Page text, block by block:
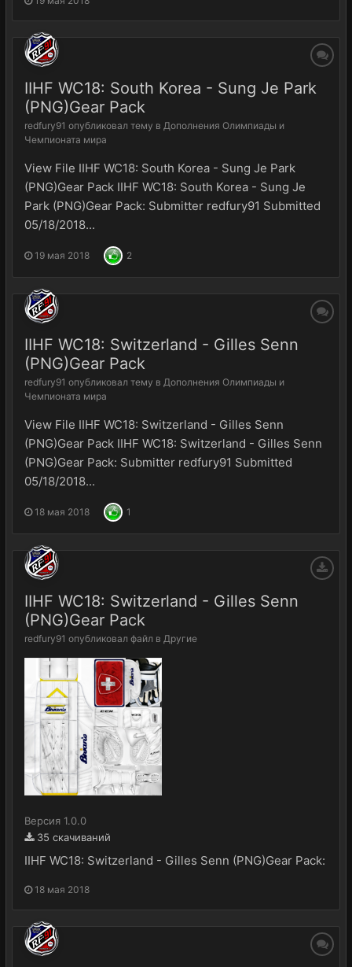
IIHF WC18: South Korea - Sung Je Park
(PNG)Gear Pack
redfury91 опубликовал тему в Дополнения Олимпиады и
Чемпионата мира
View File IIHF WC18: South Korea - Sung Je Park
(PNG)Gear Pack IIHF WC18: South Korea - Sung Je
Park (PNG)Gear Pack: Submitter redfury91 Submitted
05/18/2018...
19 мая 2018 2
IIHF WC18: Switzerland - Gilles Senn
(PNG)Gear Pack
redfury91 опубликовал тему в Дополнения Олимпиады и
Чемпионата мира
View File IIHF WC18: Switzerland - Gilles Senn
(PNG)Gear Pack IIHF WC18: Switzerland - Gilles Senn
(PNG)Gear Pack: Submitter redfury91 Submitted
05/18/2018...
18 мая 2018 1
IIHF WC18: Switzerland - Gilles Senn
(PNG)Gear Pack
redfury91 опубликовал файл в Другие
Версия 1.0.0
35 скачиваний
IIHF WC18: Switzerland - Gilles Senn (PNG)Gear Pack:
18 мая 2018